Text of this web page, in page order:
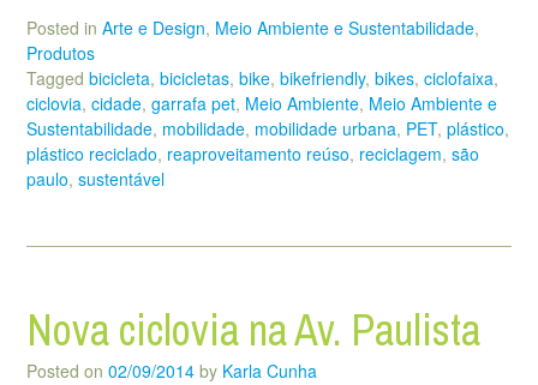
Posted in Arte e Design, Meio Ambiente e Sustentabilidade,
Produtos
Tagged bicicleta, bicicletas, bike, bikefriendly, bikes, ciclofaixa,
ciclovia, cidade, garrafa pet, Meio Ambiente, Meio Ambiente e
Sustentabilidade, mobilidade, mobilidade urbana, PET, plástico,
plástico reciclado, reaproveitamento reúso, reciclagem, são
paulo, sustentável
Nova ciclovia na Av. Paulista
Posted on 02/09/2014 by Karla Cunha